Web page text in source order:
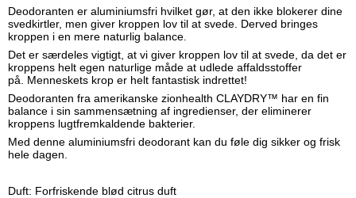
Deodoranten er aluminiumsfri hvilket gør, at den ikke blokerer dine
svedkirtler, men giver kroppen lov til at svede. Derved bringes
kroppen i en mere naturlig balance.
Det er særdeles vigtigt, at vi giver kroppen lov til at svede, da det er
kroppens helt egen naturlige måde at udlede affaldsstoffer
på. Menneskets krop er helt fantastisk indrettet!
Deodoranten fra amerikanske zionhealth CLAYDRY™ har en fin
balance i sin sammensætning af ingredienser, der eliminerer
kroppens lugtfremkaldende bakterier.
Med denne aluminiumsfri deodorant kan du føle dig sikker og frisk
hele dagen.
Duft: Forfriskende blød citrus duft